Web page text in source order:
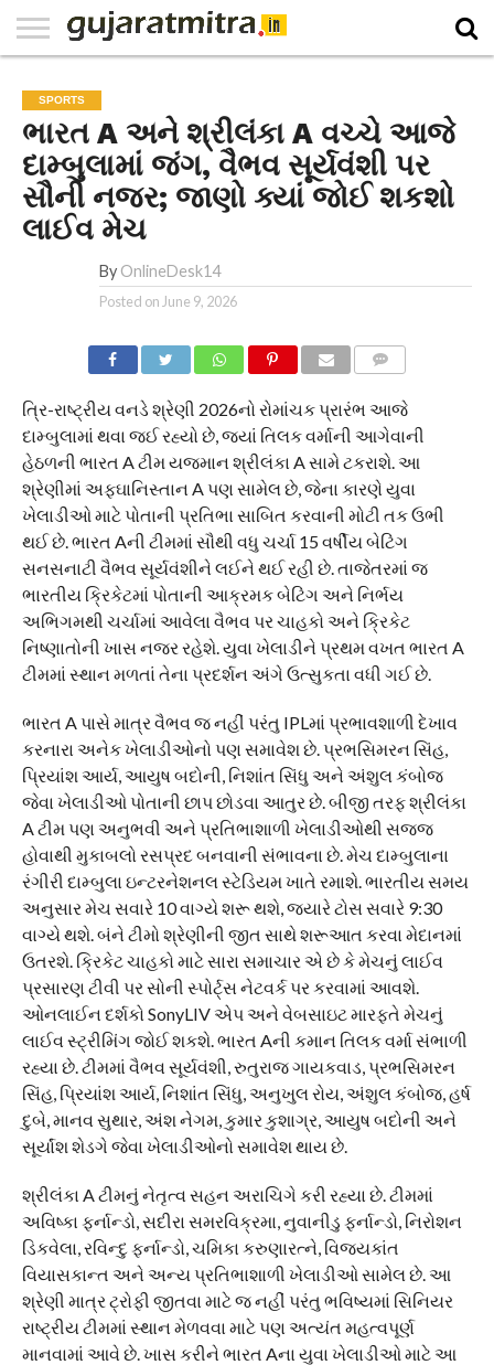
PAPER
NATIONAL
WORLD
BUSINESS
SPORTS
GUJARAT
OPINION
MORE
SPORTS
ભારત A અને શ્રીલંકા A વચ્ચે આજે
દામ્બુલામાં જંગ, વૈભવ સૂર્યવંશી પર
સૌની નજર; જાણો ક્યાં જોઈ શકશો
લાઈવ મેચ
By OnlineDesk14
Posted on June 9, 2026
ત્રિ-રાષ્ટ્રીય વનડે શ્રેણી 2026નો રોમાંચક પ્રારંભ આજે
દામ્બુલામાં થવા જઈ રહ્યો છે, જ્યાં તિલક વર્માની આગેવાની
હેઠળની ભારત A ટીમ યજમાન શ્રીલંકા A સામે ટકરાશે. આ
શ્રેણીમાં અફઘાનિસ્તાન A પણ સામેલ છે, જેના કારણે યુવા
ખેલાડીઓ માટે પોતાની પ્રતિભા સાબિત કરવાની મોટી તક ઉભી
થઈ છે. ભારત Aની ટીમમાં સૌથી વધુ ચર્ચા 15 વર્ષીય બેટિંગ
સનસનાટી વૈભવ સૂર્યવંશીને લઈને થઈ રહી છે. તાજેતરમાં જ
ભારતીય ક્રિકેટમાં પોતાની આક્રમક બેટિંગ અને નિર્ભય
અભિગમથી ચર્ચામાં આવેલા વૈભવ પર ચાહકો અને ક્રિકેટ
નિષ્ણાતોની ખાસ નજર રહેશે. યુવા ખેલાડીને પ્રથમ વખત ભારત A
ટીમમાં સ્થાન મળતાં તેના પ્રદર્શન અંગે ઉત્સુકતા વધી ગઈ છે.
ભારત A પાસે માત્ર વૈભવ જ નહીં પરંતુ IPLમાં પ્રભાવશાળી દેખાવ
કરનારા અનેક ખેલાડીઓનો પણ સમાવેશ છે. પ્રભસિમરન સિંહ,
પ્રિયાંશ આર્ય, આયુષ બદોની, નિશાંત સિંધુ અને અંશુલ કંબોજ
જેવા ખેલાડીઓ પોતાની છાપ છોડવા આતુર છે. બીજી તરફ શ્રીલંકા
A ટીમ પણ અનુભવી અને પ્રતિભાશાળી ખેલાડીઓથી સજ્જ
હોવાથી મુકાબલો રસપ્રદ બનવાની સંભાવના છે. મેચ દામ્બુલાના
રંગીરી દામ્બુલા ઇન્ટરનેશનલ સ્ટેડિયમ ખાતે રમાશે. ભારતીય સમય
અનુસાર મેચ સવારે 10 વાગ્યે શરૂ થશે, જ્યારે ટોસ સવારે 9:30
વાગ્યે થશે. બંને ટીમો શ્રેણીની જીત સાથે શરૂઆત કરવા મેદાનમાં
ઉતરશે. ક્રિકેટ ચાહકો માટે સારા સમાચાર એ છે કે મેચનું લાઈવ
પ્રસારણ ટીવી પર સોની સ્પોર્ટ્સ નેટવર્ક પર કરવામાં આવશે.
ઓનલાઈન દર્શકો SonyLIV એપ અને વેબસાઇટ મારફતે મેચનું
લાઈવ સ્ટ્રીમિંગ જોઈ શકશે. ભારત Aની કમાન તિલક વર્મા સંભાળી
રહ્યા છે. ટીમમાં વૈભવ સૂર્યવંશી, રુતુરાજ ગાયકવાડ, પ્રભસિમરન
સિંહ, પ્રિયાંશ આર્ય, નિશાંત સિંધુ, અનુખુલ રોય, અંશુલ કંબોજ, હર્ષ
દુબે, માનવ સુથાર, અંશ નેગમ, કુમાર કુશાગ્ર, આયુષ બદોની અને
સૂર્યાંશ શેડગે જેવા ખેલાડીઓનો સમાવેશ થાય છે.
શ્રીલંકા A ટીમનું નેતૃત્વ સહન અરાચિગે કરી રહ્યા છે. ટીમમાં
અવિષ્કા ફર્નાન્ડો, સદીરા સમરવિક્રમા, નુવાનીડુ ફર્નાન્ડો, નિરોશન
ડિકવેલા, રવિન્દુ ફર્નાન્ડો, ચમિકા કરુણારત્ને, વિજયકાંત
વિયાસકાન્ત અને અન્ય પ્રતિભાશાળી ખેલાડીઓ સામેલ છે. આ
શ્રેણી માત્ર ટ્રોફી જીતવા માટે જ નહીં પરંતુ ભવિષ્યમાં સિનિયર
રાષ્ટ્રીય ટીમમાં સ્થાન મેળવવા માટે પણ અત્યંત મહત્વપૂર્ણ
માનવામાં આવે છે. ખાસ કરીને ભારત Aના યુવા ખેલાડીઓ માટે આ